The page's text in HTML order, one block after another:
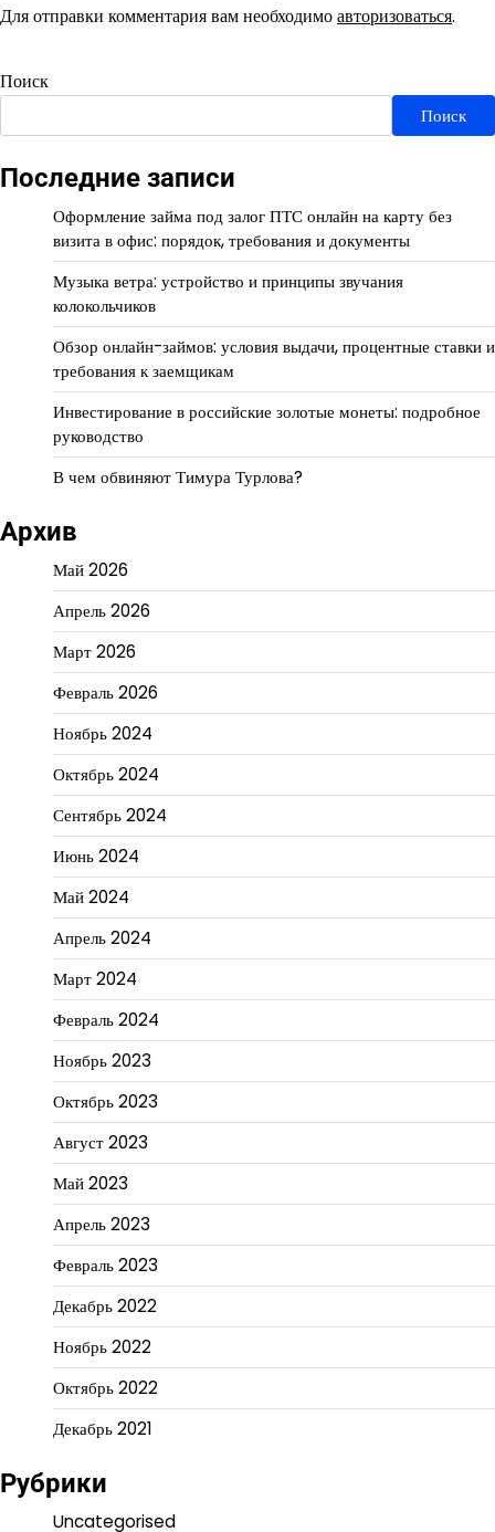
Для отправки комментария вам необходимоавторизоваться.
Поиск
Поиск
Последние записи
Оформление займа под залог ПТС онлайн на карту без
визита в офис: порядок, требования и документы
Музыка ветра: устройство и принципы звучания
колокольчиков
Обзор онлайн-займов: условия выдачи, процентные ставки и
требования к заемщикам
Инвестирование в российские золотые монеты: подробное
руководство
В чем обвиняют Тимура Турлова?
Архив
Май 2026
Апрель 2026
Март 2026
Февраль 2026
Ноябрь 2024
Октябрь 2024
Сентябрь 2024
Июнь 2024
Май 2024
Апрель 2024
Март 2024
Февраль 2024
Ноябрь 2023
Октябрь 2023
Август 2023
Май 2023
Апрель 2023
Февраль 2023
Декабрь 2022
Ноябрь 2022
Октябрь 2022
Декабрь 2021
Рубрики
Uncategorised